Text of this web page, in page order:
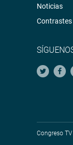
Noticias
Contrastes
Congreso